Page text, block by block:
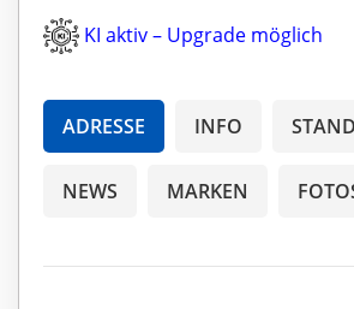
KI aktiv – Upgrade möglich
ADRESSE INFO
NEWS MARKEN